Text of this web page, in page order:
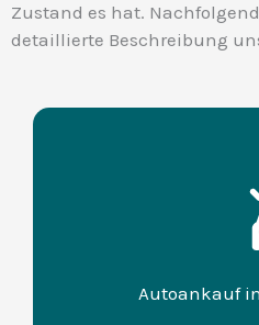
Zustand es hat.
detaillierte Beschreibung
Autoankauf